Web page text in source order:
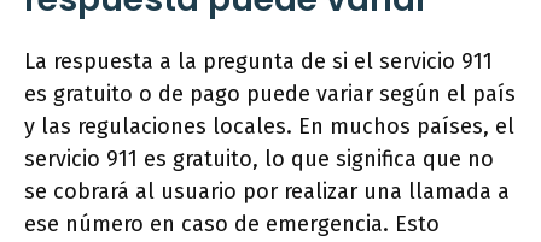
La respuesta a la pregunta de si el servicio 911
es gratuito o de pago puede variar según el país
y las regulaciones locales. En muchos países, el
servicio 911 es gratuito, lo que significa que no
se cobrará al usuario por realizar una llamada a
ese número en caso de emergencia. Esto